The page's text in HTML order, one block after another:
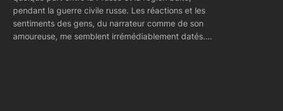
pendant la guerre civile russe. Les réactions et les
sentiments des gens, du narrateur comme de son
amoureuse, me semblent irrémédiablement datés.…